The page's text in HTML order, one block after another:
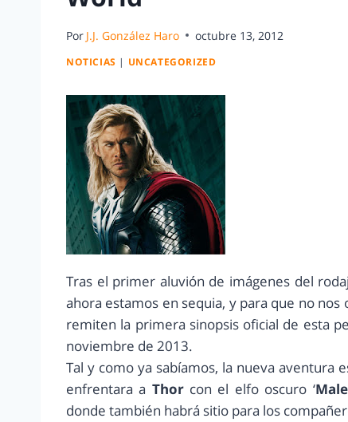
Por J.J. González Haro octubre 13, 2012
NOTICIAS | UNCATEGORIZED
Tras el primer aluvión de imágenes del
ahora estamos en sequia, y para que no nos
remiten la primera sinopsis oficial de esta
noviembre de 2013.
Tal y como ya sabíamos, la nueva aventura
enfrentara a Thorcon el elfo oscuro ‘
donde también habrá sitio para los